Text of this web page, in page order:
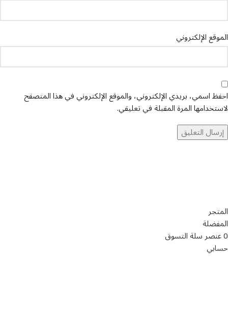
الموقع الإلكتروني
احفظ اسمي، بريدي الإلكتروني، والموقع الإلكتروني في هذا المتصفح
لاستخدامها المرة المقبلة في تعليقي.
المتجر
المفضلة
0عنصرسلة التسوق
حسابي